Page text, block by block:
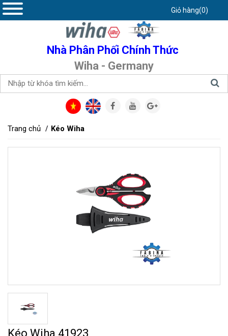
Nhà Phân Phối Chính Thức
Wiha - Germany
Giỏ hàng(0)
Trang chủ Kéo Wiha
Kéo Wiha 41923